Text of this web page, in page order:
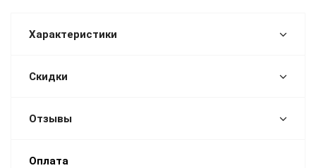
Характеристики
Скидки
Отзывы
Оплата